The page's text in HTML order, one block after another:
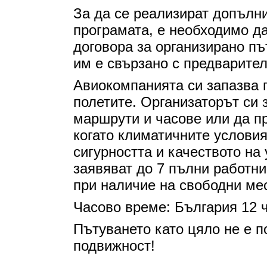
За да се реализират
програмата, е необходимо
договора за организирано
им е свързано с
Авиокомпанията си запазва
полетите. Организаторът
маршрути и часове или да
когато климатичните
сигурността и качеството
заявяват до 7 пълни
при наличие на свободни
Часово време: България 12
Пътуването като цяло не е
подвижност!